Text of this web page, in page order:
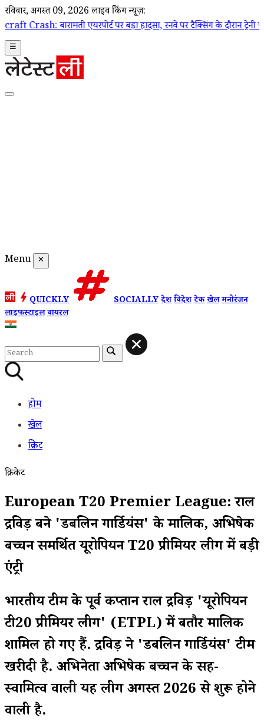
रविवार, अगस्त 09, 2026 लाइव ब्रेकिंग न्यूज़:
एयरपोर्ट पर बड़ा हादसा, रनवे पर टैक्सिंग के दौरान ट्रेनी एयरक्राफ्ट क्रैश
☰
Menu ✕
QUICKLY SOCIALLYदेशविदेशटेकखेलमनोरंजन
लाइफस्टाइलवायरल
होम
खेल
क्रिकेट
क्रिकेट
European T20 Premier League: राहुल
द्रविड़ बने 'डबलिन गार्डियंस' के मालिक, अभिषेक
बच्चन समर्थित यूरोपियन T20 प्रीमियर लीग में बड़ी
एंट्री
भारतीय टीम के पूर्व कप्तान राहुल द्रविड़ 'यूरोपियन
टी20 प्रीमियर लीग' (ETPL) में बतौर मालिक
शामिल हो गए हैं. द्रविड़ ने 'डबलिन गार्डियंस' टीम
खरीदी है. अभिनेता अभिषेक बच्चन के सह-
स्वामित्व वाली यह लीग अगस्त 2026 से शुरू होने
वाली है.